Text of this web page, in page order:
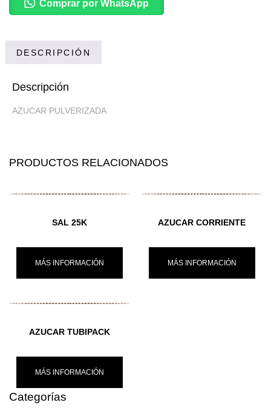
Comprar por WhatsApp
DESCRIPCIÓN
Descripción
AZUCAR PULVERIZADA
PRODUCTOS RELACIONADOS
SAL 25K
MÁS INFORMACIÓN
AZUCAR CORRIENTE
MÁS INFORMACIÓN
AZUCAR TUBIPACK
MÁS INFORMACIÓN
Categorías